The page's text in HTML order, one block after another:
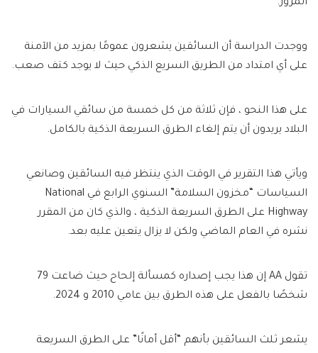
المرور.
ووجدت الدراسة أن السائقين يشعرون عمومًا بمزيد من الآمنة
على أي امتداد من الطريق السريع الذكي حيث لا يوجد كتف صعب.
على هذا النحو ، فإن ثلاثة من كل خمسة من سائقي السيارات في
البلاد يريدون أن يتم إلغاء الطرق السريعة الذكية بالكامل.
ويأتي هذا التقرير في الوقت الذي ينتظر فيه السائقين وصانعي
السياسات “مخزون السلامة” السنوي الرابع في National
Highway على الطرق السريعة الذكية ، والذي كان من المقرر
نشره في العام الماضي ولكن لا يزال يتعين عليه بعد.
تقول AA إن هذا يجب إصداره كمسألة إلحاح حيث ضاعت 79
شخصًا بالفعل على هذه الطرق بين عامي 2010 و 2024.
يشعر ثلث السائقين بأنهم “أقل أمانًا” على الطرق السريعة